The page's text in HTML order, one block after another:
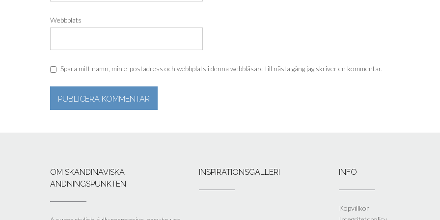
Webbplats
Spara mitt namn, min e-postadress och webbplats i denna webbläsare till nästa gång jag skriver en kommentar.
OM SKANDINAVISKA
ANDNINGSPUNKTEN
INSPIRATIONSGALLERI INFO
Köpvillkor